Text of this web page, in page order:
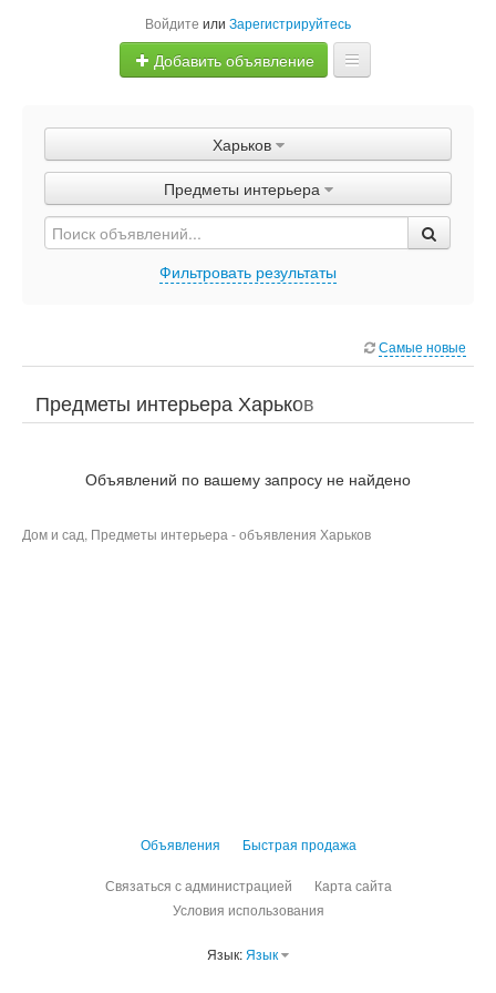
Войдите или Зарегистрируйтесь
Добавить объявление
Объявления
Быстрая продажа
Харьков
Предметы интерьера
Фильтровать результаты
Самые новые
Предметы интерьера Харьков
Объявлений по вашему запросу не найдено
Дом и сад, Предметы интерьера - объявления Харьков
Объявления Быстрая продажа
Связаться с администрацией
Карта сайта
Условия использования
Язык: Язык